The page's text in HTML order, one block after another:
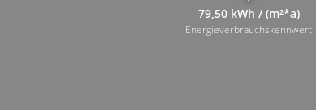
79,50 kWh / (m²*a)
Energieverbrauchskennwert